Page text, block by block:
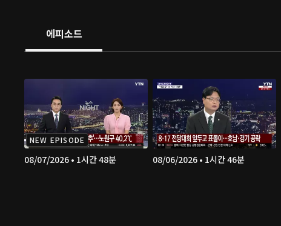
에피소드
NEW EPISODE
08/07/2026 • 1시간 48분 08/06/2026 • 1시간 46분